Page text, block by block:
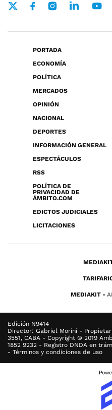
PORTADA
ECONOMÍA
POLÍTICA
MERCADOS
OPINIÓN
NACIONAL
DEPORTES
INFORMACIÓN GENERAL
ESPECTÁCULOS
RSS
POLÍTICA DE
PRIVACIDAD DE
ÁMBITO.COM
EDICTOS JUDICIALES
LICITACIONES
MEDIAKIT
Edición N9414
Director: Gabriel Morini -
3551, CABA - Copyright © 2019
1852 9232 - Registro DNDA en
- Términos y condiciones de uso